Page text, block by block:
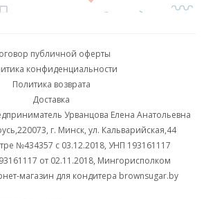
публичной оферты
конфиденциальности
Политика возврата
Доставка
Урванцова Елена Анатольевна
г. Минск, ул. Кальварийская,44
№434357 с 03.12.2018, УНП 193161117
от 02.11.2018, Мингорисполком
магазин для кондитера brownsugar.by